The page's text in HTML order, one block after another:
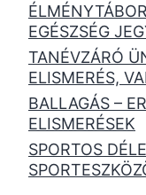
EGÉSZSÉG
TANÉVZÁRÓ
ELISMERÉS,
BALLAGÁS –
ELISMERÉSEK
SPORTOS